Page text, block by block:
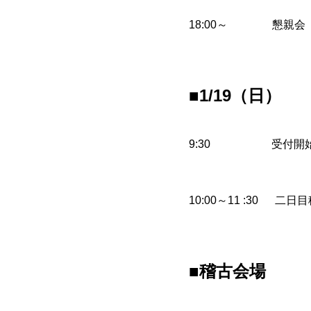
18:00～ 懇親会
■1/19（日）
9:30 受付開
10:00～11 :30 二日目
■稽古会場